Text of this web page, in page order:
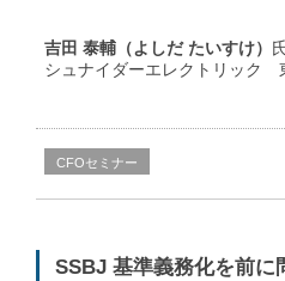
吉田 泰輔（よしだ たいすけ）
シュナイダーエレクトリック
CFOセミナー
SSBJ 基準義務化を前に